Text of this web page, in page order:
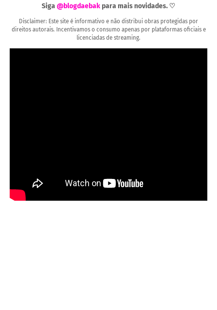
Siga @blogdaebak para mais novidades. ♡
Disclaimer: Este site é informativo e não distribui obras protegidas por
direitos autorais. Incentivamos o consumo apenas por plataformas oficiais e
licenciadas de streaming.